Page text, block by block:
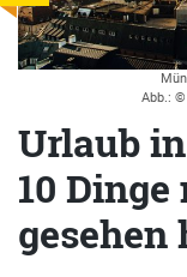
Abb.:
Urlaub
10
gesehen